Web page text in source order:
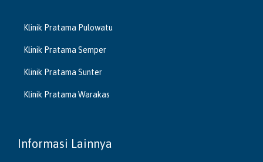
Klinik Pratama Pulowatu
Klinik Pratama Semper
Klinik Pratama Sunter
Klinik Pratama Warakas
Informasi Lainnya